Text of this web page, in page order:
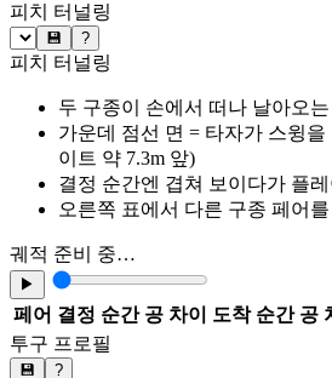
피치 터널링
💾 ?
피치 터널링
두 구종이 손에서 떠나 날아오
가운데 점선 면 = 타자가 스윙을
이트 약 7.3m 앞)
결정 순간엔 겹쳐 보이다가 플
오른쪽 표에서 다른 구종 페어
궤적 준비 중…
▶
페어 결정 순간 공 차이 도착 순간 공
투구 프로필
💾 ?